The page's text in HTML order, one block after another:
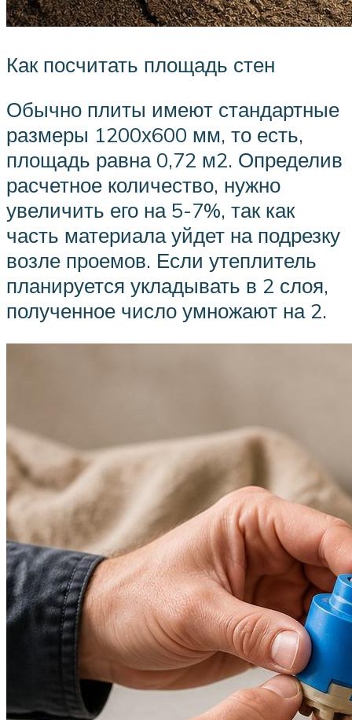
Как посчитать площадь стен
Обычно плиты имеют стандартные
размеры 1200х600 мм, то есть,
площадь равна 0,72 м2. Определив
расчетное количество, нужно
увеличить его на 5-7%, так как
часть материала уйдет на подрезку
возле проемов. Если утеплитель
планируется укладывать в 2 слоя,
полученное число умножают на 2.